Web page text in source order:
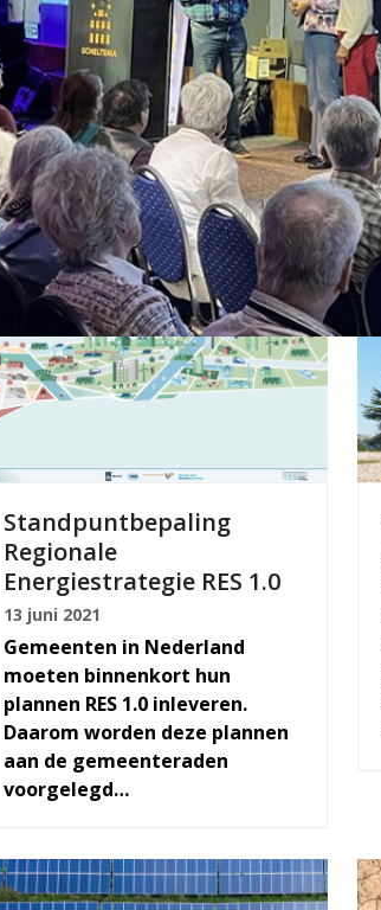
Standpuntbepaling
Regionale
Energiestrategie RES 1.0
13 juni 2021
Gemeenten in Nederland
moeten binnenkort hun
plannen RES 1.0 inleveren.
Daarom worden deze plannen
aan de gemeenteraden
voorgelegd…